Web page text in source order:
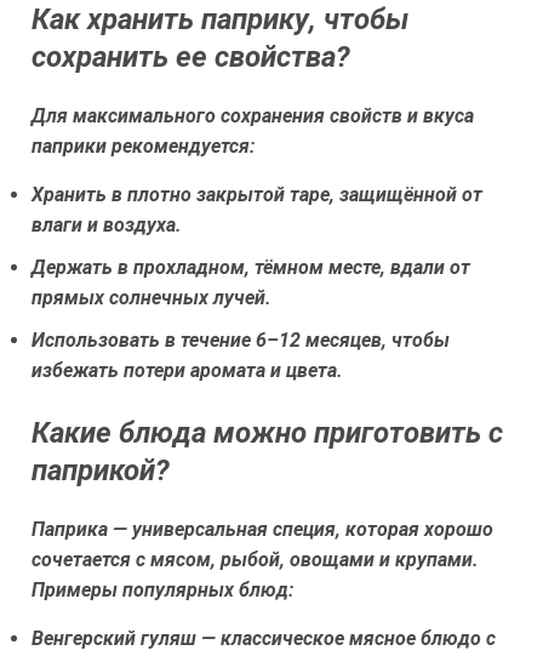
Как хранить паприку, чтобы
сохранить ее свойства?
Для максимального сохранения свойств и вкуса
паприки рекомендуется:
Хранить в плотно закрытой таре, защищённой от
влаги и воздуха.
Держать в прохладном, тёмном месте, вдали от
прямых солнечных лучей.
Использовать в течение 6–12 месяцев, чтобы
избежать потери аромата и цвета.
Какие блюда можно приготовить с
паприкой?
Паприка — универсальная специя, которая хорошо
сочетается с мясом, рыбой, овощами и крупами.
Примеры популярных блюд:
Венгерский гуляш — классическое мясное блюдо с